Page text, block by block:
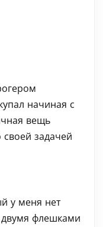
начиная с
вещь
задачей
у меня нет
флешками